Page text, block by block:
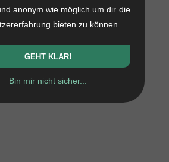
anonym wie möglich um dir die
bieten zu können.
GEHT KLAR!
Bin mir nicht sicher...